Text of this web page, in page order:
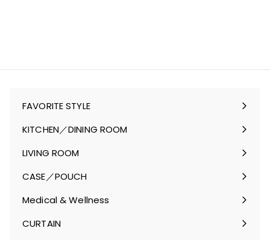
FAVORITE STYLE
サ
メ
ュ
を
く
KITCHEN／DINING ROOM
サ
メ
ュ
を
く
LIVING ROOM
サ
メ
ュ
を
CASE／POUCH
サ
メ
ュ
Medical & Wellness
サ
メ
CURTAIN
サ